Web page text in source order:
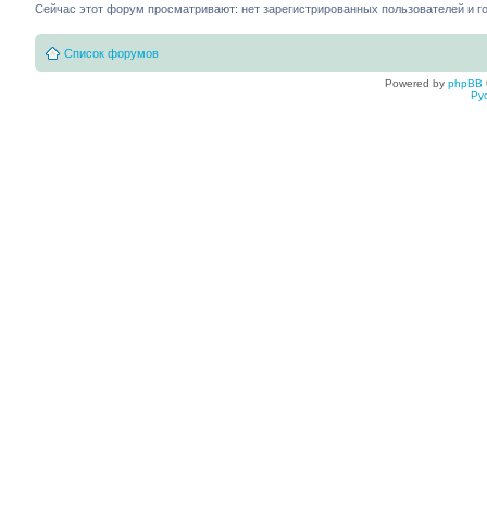
Сейчас этот форум просматривают: нет зарегистрированных пользователей и
Список форумов
Powered by phpBB